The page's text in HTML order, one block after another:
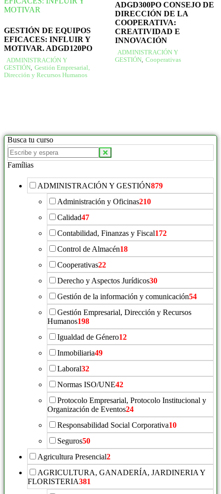
GESTIÓN DE EQUIPOS
EFICACES: INFLUIR Y
MOTIVAR. ADGD120PO
ADMINISTRACIÓN Y
GESTIÓN, Gestión Empresarial,
Dirección y Recursos Humanos
ADGD300PO CONSEJO DE
DIRECCIÓN DE LA
COOPERATIVA:
CREATIVIDAD E
INNOVACIÓN
ADMINISTRACIÓN Y
GESTIÓN, Cooperativas
Busca tu curso
Famílias
ADMINISTRACIÓN Y GESTIÓN879
Administración y Oficinas210
Calidad47
Contabilidad, Finanzas y Fiscal172
Control de Almacén18
Cooperativas22
Derecho y Aspectos Jurídicos30
Gestión de la información y comunicación54
Gestión Empresarial, Dirección y Recursos
Humanos198
Igualdad de Género12
Inmobiliaria49
Laboral32
Normas ISO/UNE42
Protocolo Empresarial, Protocolo Institucional y
Organización de Eventos24
Responsabilidad Social Corporativa10
Seguros50
Agricultura Presencial2
AGRICULTURA, GANADERÍA, JARDINERIA Y
FLORISTERIA381